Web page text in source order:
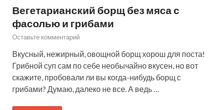
Вегетарианский борщ без мяса с
фасолью и грибами
Оставьте комментарий
Вкусный, нежирный, овощной борщ хорош для поста!
Грибной суп сам по себе необычайно вкусен, но вот
скажите, пробовали ли вы когда-нибудь борщ с
грибами? Думаю, далеко не все. А ведь …